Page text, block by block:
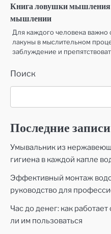
Книга ловушки мышления
мышлении
Для каждого человека важно
лакуны в мыслительном
заблуждение и
Поиск
Последние записи
Умывальник из
гигиена в каждой капле
Эффективный монтаж
руководство для
Час до денег: как
ли им пользоваться